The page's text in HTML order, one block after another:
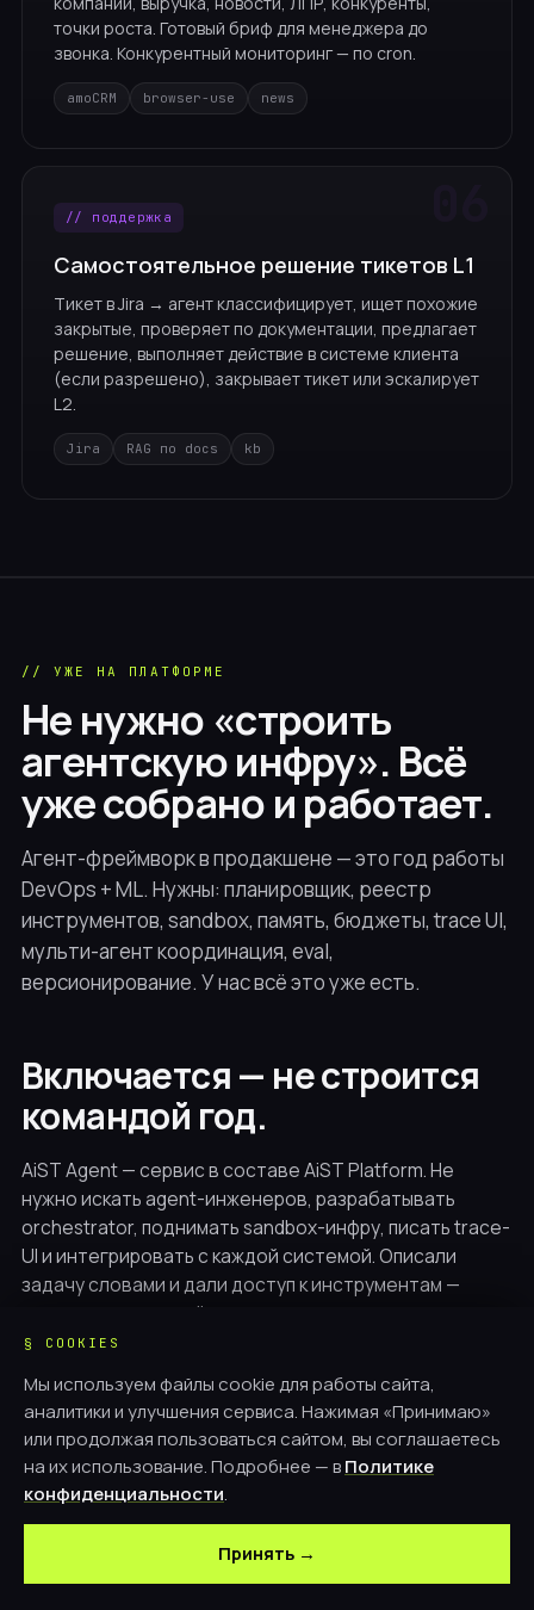
§ COOKIES
Мы используем файлы cookie для работы сайта,
аналитики и улучшения сервиса. Нажимая «Принимаю»
или продолжая пользоваться сайтом, вы соглашаетесь
на их использование. Подробнее — вПолитике
конфиденциальности.
Принять →
точки роста. Готовый бриф для менеджера до
звонка. Конкурентный мониторинг — по cron.
amoCRM browser-use news
// поддержка
Самостоятельное решение тикетов L1
Тикет в Jira → агент классифицирует, ищет похожие
закрытые, проверяет по документации, предлагает
решение, выполняет действие в системе клиента
(если разрешено), закрывает тикет или эскалирует
L2.
Jira RAG по docs kb
// УЖЕ НА ПЛАТФОРМЕ
Не нужно «строить
агентскую инфру». Всё
уже собрано и работает.
Агент-фреймворк в продакшене — это год работы
DevOps + ML. Нужны: планировщик, реестр
инструментов, sandbox, память, бюджеты, trace UI,
мульти-агент координация, eval,
версионирование. У нас всё это уже есть.
Включается — не строится
командой год.
AiST Agent — сервис в составе AiST Platform. Не
нужно искать agent-инженеров, разрабатывать
orchestrator, поднимать sandbox-инфру, писать trace-
UI и интегрировать с каждой системой. Описали
задачу словами и дали доступ к инструментам —
через час агент идёт в продуктив.
невозможно автоматизировать. Через месяц после
запуска агент закрывает 90% типовой работы. Команда
занимается только тем, что нашёл агент»
Что ещё есть на AiST Platform→